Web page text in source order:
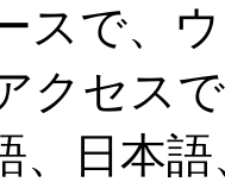
で、
クセス
、日本